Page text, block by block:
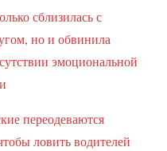
сблизилась с
но и обвинила
эмоциональной
переодеваются
ловить водителей